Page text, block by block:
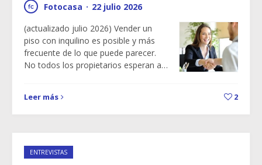
Fotocasa · 22 julio 2026
(actualizado julio 2026) Vender un
piso con inquilino es posible y más
frecuente de lo que puede parecer.
No todos los propietarios esperan a…
Leer más 2
ENTREVISTAS